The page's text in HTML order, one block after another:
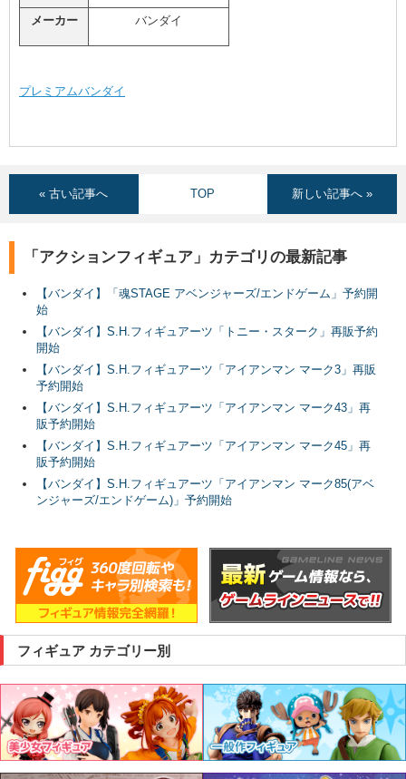
メーカー バンダイ
プレミアムバンダイ
« 古い記事へ TOP 新しい記事へ »
「アクションフィギュア」カテゴリの最新記事
【バンダイ】「魂STAGE アベンジャーズ/エンドゲーム」予約開
始
【バンダイ】S.H.フィギュアーツ「トニー・スターク」再販予約
開始
【バンダイ】S.H.フィギュアーツ「アイアンマン マーク3」再販
予約開始
【バンダイ】S.H.フィギュアーツ「アイアンマン マーク43」再
販予約開始
【バンダイ】S.H.フィギュアーツ「アイアンマン マーク45」再
販予約開始
【バンダイ】S.H.フィギュアーツ「アイアンマン マーク85(アベ
ンジャーズ/エンドゲーム)」予約開始
フィギュア カテゴリー別